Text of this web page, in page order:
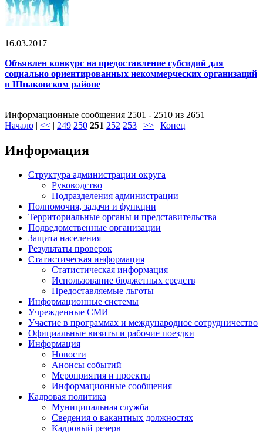
16.03.2017
Объявлен конкурс на предоставление субсидий для
социально ориентированных некоммерческих организаций
в Шпаковском районе
Информационные сообщения 2501 - 2510 из 2651
Начало | << | 249 250 251 252 253 | >> | Конец
Информация
Структура администрации округа
Руководство
Подразделения администрации
Полномочия, задачи и функции
Территориальные органы и представительства
Подведомственные организации
Защита населения
Результаты проверок
Статистическая информация
Статистическая информация
Использование бюджетных средств
Предоставляемые льготы
Информационные системы
Учрежденные СМИ
Участие в программах и международное сотрудничество
Официальные визиты и рабочие поездки
Информация
Новости
Анонсы событий
Мероприятия и проекты
Информационные сообщения
Кадровая политика
Муниципальная служба
Сведения о вакантных должностях
Кадровый резерв